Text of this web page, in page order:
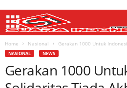
Home Nasional Gerakan 1000 Untuk
NASIONAL NEWS
Gerakan 1000